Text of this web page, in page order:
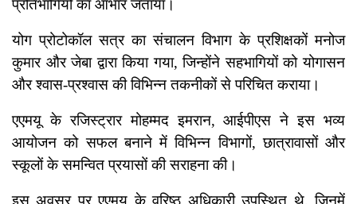
प्रतिभागियों का आभार जताया।
योग प्रोटोकॉल सत्र का संचालन विभाग के प्रशिक्षकों मनोज
कुमार और जेबा द्वारा किया गया, जिन्होंने सहभागियों को योगासन
और श्वास-प्रश्वास की विभिन्न तकनीकों से परिचित कराया।
एएमयू के रजिस्ट्रार मोहम्मद इमरान, आईपीएस ने इस भव्य
आयोजन को सफल बनाने में विभिन्न विभागों, छात्रावासों और
स्कूलों के समन्वित प्रयासों की सराहना की।
इस अवसर पर एएमयू के वरिष्ठ अधिकारी उपस्थित थे, जिनमें